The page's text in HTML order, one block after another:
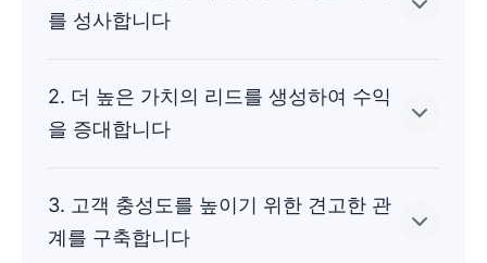
를 성사합니다
마케팅은 리드를 끌어들여 영업팀으로 전달하지만,
우수 CRM 플랫폼은 전환 전후의 모든 영업 활동을
추적하는 데 도움이 됩니다.
2. 더 높은 가치의 리드를 생성하여 수익
을 증대합니다
더 많은 잠재 고객 데이터를 수집할수록 이상적인
3. 고객 충성도를 높이기 위한 견고한 관
계를 구축합니다